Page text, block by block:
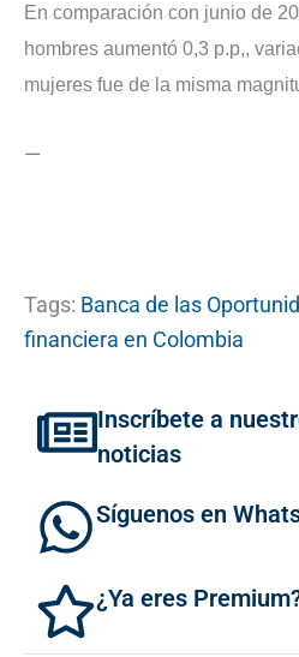
En comparación con junio de
hombres aumentó 0,3 p.p,,
mujeres fue de la misma
—
Tags: Banca de las
financiera en Colombia
Inscríbete a
noticias
Síguenos en
¿Ya eres